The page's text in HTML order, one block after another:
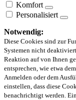
Komfort
Personalisiert
Notwendig:
Diese Cookies sind zur
Systemen nicht
Reaktion auf von Ihnen
entsprechen, wie etwa
Anmelden oder dem
einstellen, dass diese
benachrichtigt werden.